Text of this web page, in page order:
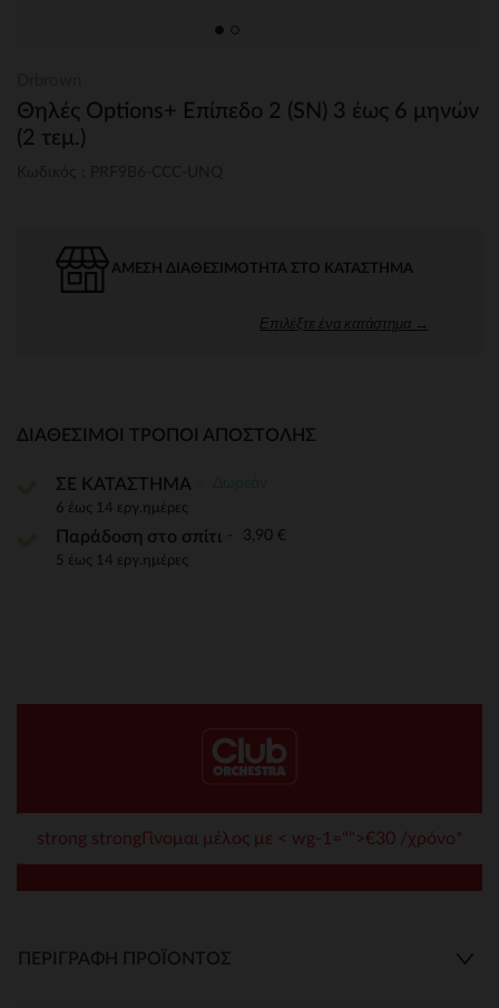
Θηλές Options+ Επίπεδο 2 (SN) 3 έως 6 μηνών
(2 τεμ.)
ΆΜΕΣΗ ΔΙΑΘΕΣΙΜΌΤΗΤΑ ΣΤΟ ΚΑΤΆΣΤΗΜΑ
Επιλέξτε ένα κατάστημα →
ΔΙΑΘΈΣΙΜΟΙ ΤΡΌΠΟΙ ΑΠΟΣΤΟΛΉΣ
ΣΕ ΚΑΤΑΣΤΗΜΑ
6 έως 14 εργ.ημέρες
Παράδοση στο σπίτι 3,90 €
5 έως 14 εργ.ημέρες
strong strongΓίνομαι μέλος με < wg-1="">€30 /χρόνο*
ΠΕΡΙΓΡΑΦΉ ΠΡΟΪΌΝΤΟΣ